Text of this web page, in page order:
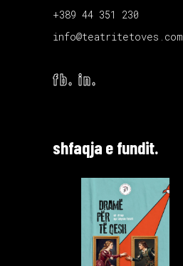
+389 44 351 230
info@teatritetoves.com
fb. in.
shfaqja e fundit.